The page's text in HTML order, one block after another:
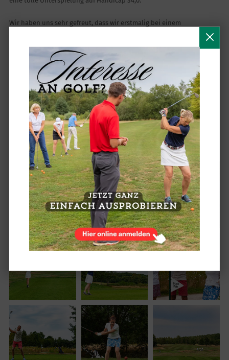
Wir haben uns sehr gefreut, dass wir erstmalig bei einem
konnten. Es war mal wieder wunderbar die Sieger auf der vollen
Clubhausterrasse zu ehren. Schön, dass so viele von Euch am Abend
auch mit dabei waren, das hat einen wunderbaren Rahmen
geschaffen.
Die Fotos von diesem Tag kommen von unserer Fotografin Sylvia
Bothmer.